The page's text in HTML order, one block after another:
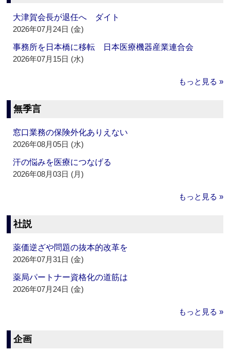
大津賀会長が退任へ ダイト
2026年07月24日 (金)
事務所を日本橋に移転 日本医療機器産業連合会
2026年07月15日 (水)
もっと見る »
無季言
窓口業務の保険外化ありえない
2026年08月05日 (水)
汗の悩みを医療につなげる
2026年08月03日 (月)
もっと見る »
社説
薬価逆ざや問題の抜本的改革を
2026年07月31日 (金)
薬局パートナー資格化の道筋は
2026年07月24日 (金)
もっと見る »
企画